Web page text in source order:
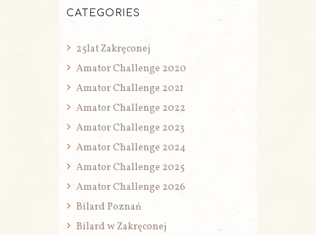
CATEGORIES
25lat Zakręconej
Amator Challenge 2020
Amator Challenge 2021
Amator Challenge 2022
Amator Challenge 2023
Amator Challenge 2024
Amator Challenge 2025
Amator Challenge 2026
Bilard Poznań
Bilard w Zakręconej